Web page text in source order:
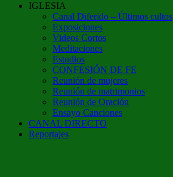
IGLESIA
Canal Diferido – Últimos cultos
Exposiciones
Videos Cortos
Meditaciones
Estudios
CONFESIÓN DE FE
Reunión de mujeres
Reunión de matrimonios
Reunión de Oración
Ensayo Canciones
CANAL DIRECTO
Reportajes